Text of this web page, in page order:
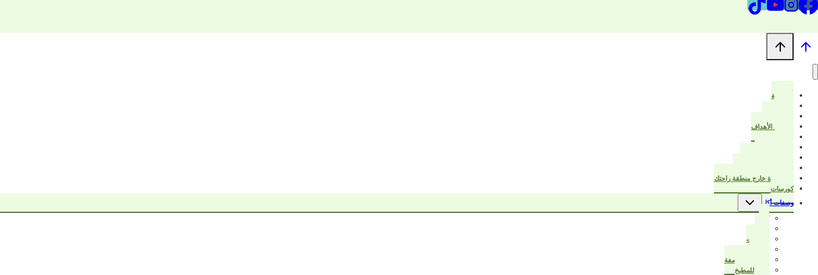
الرئيسية
تخطيط الأهداف
تبدأ الحياة خارج منطقة راحتك
كورسات
وصفات أكل
تبديل
القائمة
مُجمّدات
سر نجاح الوصفة
أفكار للمطبخ